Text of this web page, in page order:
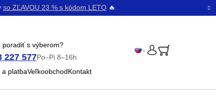
so ZĽAVOU 23 % s kódom LETO 🔥
poradiť s výberom?
227 577Po–Pi 8–16h
PRIHLÁSENIE
a platbaVeľkoobchodKontakt